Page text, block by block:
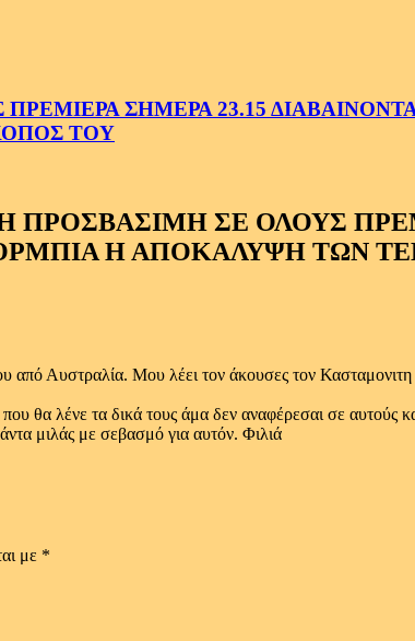
ΣΗΜΕΡΑ 23.15
ΤΟΥ
ΣΕ ΟΛΟΥΣ
Η ΑΠΟΚΑΛΥΨΗ ΤΩΝ
Αυστραλία. Μου λέει τον άκουσες τον
θα λένε τα δικά τους άμα δεν αναφέρεσαι σε
μιλάς με σεβασμό για αυτόν. Φιλιά
με *